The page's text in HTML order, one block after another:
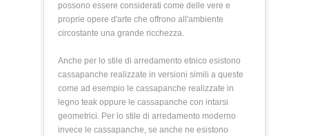
possono essere considerati come delle vere e
proprie opere d'arte che offrono all'ambiente
circostante una grande ricchezza.
Anche per lo stile di arredamento etnico esistono
cassapanche realizzate in versioni simili a queste
come ad esempio le cassapanche realizzate in
legno teak oppure le cassapanche con intarsi
geometrici. Per lo stile di arredamento moderno
invece le cassapanche, se anche ne esistono